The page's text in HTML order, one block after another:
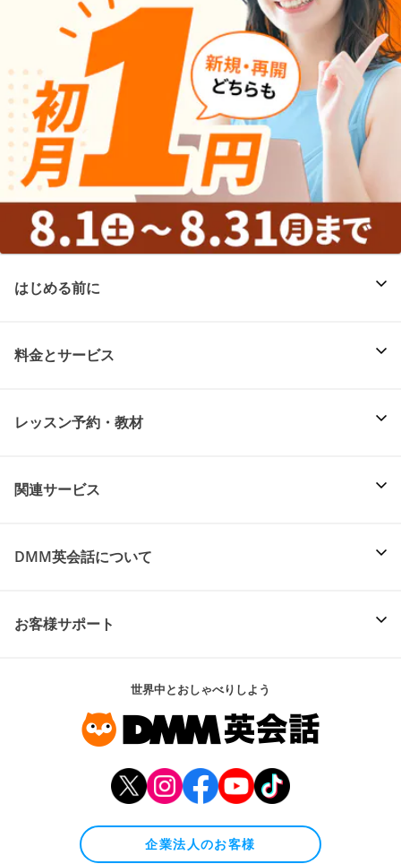
はじめる前に
料金とサービス
レッスン予約・教材
関連サービス
DMM英会話について
お客様サポート
世界中とおしゃべりしよう
企業法人のお客様